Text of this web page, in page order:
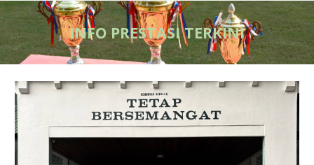
INFO PRESTASI TERKINI